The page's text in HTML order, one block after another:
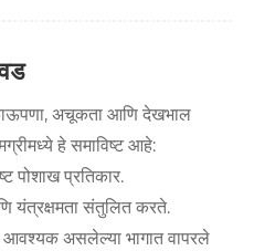
अचूकता आणि देखभाल
हे समाविष्ट आहे:
पोशाख प्रतिकार.
यंत्रक्षमता संतुलित करते.
आवश्यक असलेल्या भागात वापरले